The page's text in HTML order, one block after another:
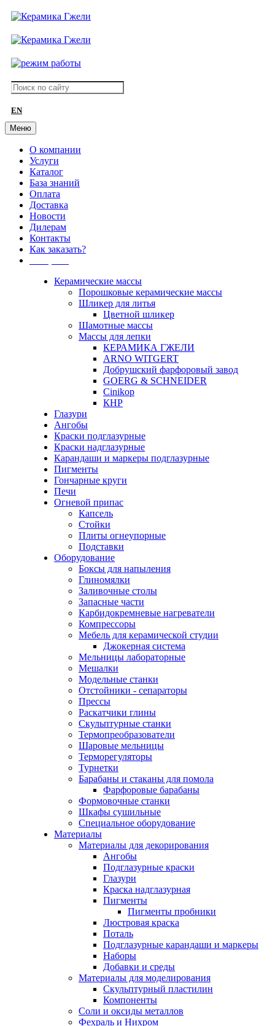
EN
Меню
О компании
Услуги
Каталог
База знаний
Оплата
Доставка
Новости
Дилерам
Контакты
Как заказать?
Керамические массы
Порошковые керамические массы
Шликер для литья
Цветной шликер
Шамотные массы
Массы для лепки
КЕРАМИКА ГЖЕЛИ
ARNO WITGERT
Добрушский фарфоровый завод
GOERG & SCHNEIDER
Cinikop
КНР
Глазури
Ангобы
Краски подглазурные
Краски надглазурные
Карандаши и маркеры подглазурные
Пигменты
Гончарные круги
Печи
Огневой припас
Капсель
Стойки
Плиты огнеупорные
Подставки
Оборудование
Боксы для напыления
Глиномялки
Заливочные столы
Запасные части
Карбидокремневые нагреватели
Компрессоры
Мебель для керамической студии
Джокерная система
Мельницы лабораторные
Мешалки
Модельные станки
Отстойники - сепараторы
Прессы
Раскатчики глины
Скульптурные станки
Термопреобразователи
Шаровые мельницы
Терморегуляторы
Турнетки
Барабаны и стаканы для помола
Фарфоровые барабаны
Формовочные станки
Шкафы сушильные
Специальное оборудование
Материалы
Материалы для декорирования
Ангобы
Подглазурные краски
Глазури
Краска надглазурная
Пигменты
Пигменты пробники
Люстровая краска
Поталь
Подглазурные карандаши и маркеры
Наборы
Добавки и среды
Материалы для моделирования
Скульптурный пластилин
Компоненты
Соли и оксиды металлов
Фехраль и Нихром